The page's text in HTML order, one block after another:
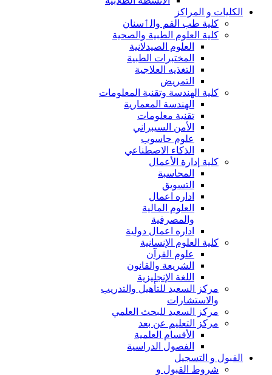
الكليات و المراكز
كلية طب الفم والٲسنان
كلية العلوم الطبية والصحية
العلوم الصيدلانية
المختبرات الطبية
التغذيه العلاجية
التمريض
كلية الهندسة وتقنية المعلومات
الهندسة المعمارية
تقنية معلومات
الأمن السيبراني
علوم حاسوب
الذكاء الاصطناعي
كلية إدارة الأعمال
المحاسبة
التسويق
اداره اعمال
العلوم المالية
والمصرفية
اداره اعمال دولية
كلية العلوم الإنسانية
علوم القرآن
الشريعة والقانون
اللغة الإنجليزية
مركز السعيد للتأهيل والتدريب
والاستشارات
مركز السعيد للبحث العلمي
مركز التعليم عن بعد
الأقسام العلمية
الفصول الدراسية
القبول و التسجيل
شروط القبول و